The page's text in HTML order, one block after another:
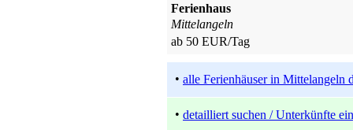
Ferienhaus
Mittelangeln
ab 50 EUR/Tag
• alle Ferienhäuser in Mittelangeln
• detailliert suchen / Unterkünfte